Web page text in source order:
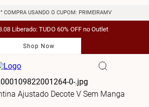
COMPRA USANDO O CUPOM: PRIMEIRAMV
Liberado: TUDO 60% OFF no Outlet
Shop Now
Ajustado Decote V Sem Manga